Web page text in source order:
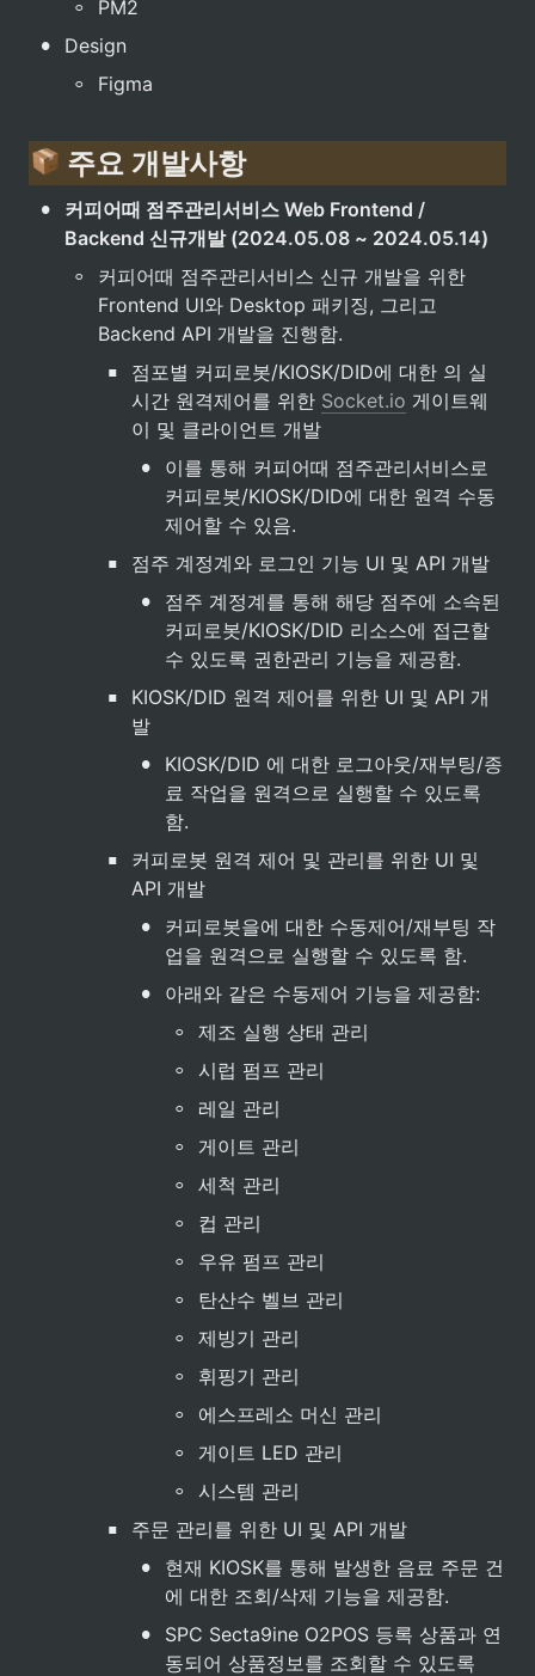
PM2
• Design
◦ Figma
주요 개발사항
•
커피어때 점주관리서비스 Web Frontend /
Backend 신규개발 (2024.05.08 ~ 2024.05.14)
◦
커피어때 점주관리서비스 신규 개발을 위한
Frontend UI와 Desktop 패키징, 그리고
Backend API 개발을 진행함.
▪
점포별 커피로봇/KIOSK/DID에 대한 의 실
시간 원격제어를 위한 Socket.io 게이트웨
이 및 클라이언트 개발
•
이를 통해 커피어때 점주관리서비스로
커피로봇/KIOSK/DID에 대한 원격 수동
제어할 수 있음.
▪ 점주 계정계와 로그인 기능 UI 및 API 개발
•
점주 계정계를 통해 해당 점주에 소속된
커피로봇/KIOSK/DID 리소스에 접근할
수 있도록 권한관리 기능을 제공함.
▪
KIOSK/DID 원격 제어를 위한 UI 및 API 개
발
•
KIOSK/DID 에 대한 로그아웃/재부팅/종
료 작업을 원격으로 실행할 수 있도록
함.
▪
커피로봇 원격 제어 및 관리를 위한 UI 및
API 개발
•
커피로봇을에 대한 수동제어/재부팅 작
업을 원격으로 실행할 수 있도록 함.
• 아래와 같은 수동제어 기능을 제공함:
◦ 제조 실행 상태 관리
◦ 시럽 펌프 관리
◦ 레일 관리
◦ 게이트 관리
◦ 세척 관리
◦ 컵 관리
◦ 우유 펌프 관리
◦ 탄산수 벨브 관리
◦ 제빙기 관리
◦ 휘핑기 관리
◦ 에스프레소 머신 관리
◦ 게이트 LED 관리
◦ 시스템 관리
▪ 주문 관리를 위한 UI 및 API 개발
•
현재 KIOSK를 통해 발생한 음료 주문 건
에 대한 조회/삭제 기능을 제공함.
•
SPC Secta9ine O2POS 등록 상품과 연
동되어 상품정보를 조회할 수 있도록